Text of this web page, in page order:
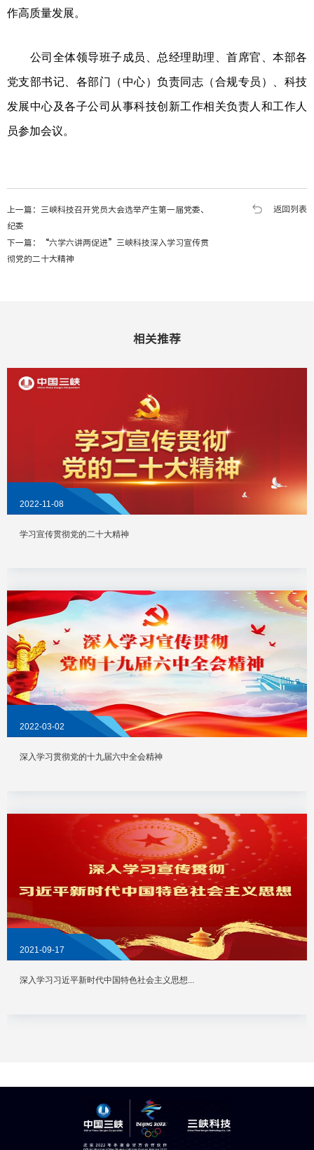
作高质量发展。
公司全体领导班子成员、总经理助理、首席官、本部各
党支部书记、各部门（中心）负责同志（合规专员）、科技
发展中心及各子公司从事科技创新工作相关负责人和工作人
员参加会议。
上一篇： 三峡科技召开党员大会选举产生第一届党委、
纪委
下一篇：
“六学六讲两促进”三峡科技深入学习宣传贯
彻党的二十大精神
返回列表
相关推荐
2022-11-08
学习宣传贯彻党的二十大精神
2022-03-02
深入学习贯彻党的十九届六中全会精神
2021-09-17
深入学习习近平新时代中国特色社会主义思想...